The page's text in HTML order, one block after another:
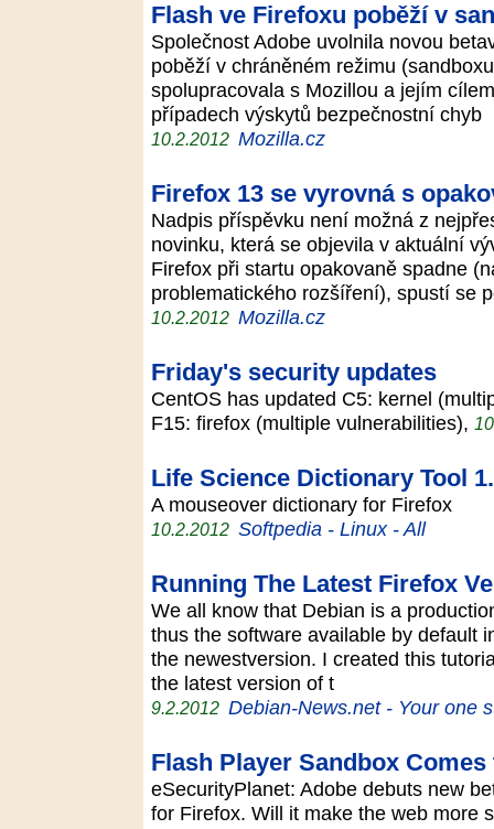
Flash ve Firefoxu poběží v
Společnost Adobe uvolnila novou
poběží v chráněném režimu
spolupracovala s Mozillou a jejím
případech výskytů bezpečnostní chyb
10.2.2012 Mozilla.cz
Firefox 13 se vyrovná s
Nadpis příspěvku není možná z
novinku, která se objevila v aktuální
Firefox při startu opakovaně spadne
problematického rozšíření), spustí se
10.2.2012 Mozilla.cz
Friday's security updates
CentOS has updated C5: kernel
F15: firefox (multiple vulnerabilities),
Life Science Dictionary Tool
A mouseover dictionary for Firefox
10.2.2012 Softpedia - Linux - All
Running The Latest Firefox
We all know that Debian is a
thus the software available by default
the newestversion. I created this
the latest version of t
9.2.2012 Debian-News.net - Your one
Flash Player Sandbox
eSecurityPlanet: Adobe debuts new
for Firefox. Will it make the web more